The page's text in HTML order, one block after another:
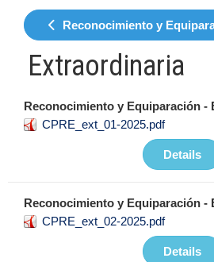
Reconocimiento y
Extraordinaria
Reconocimiento y Equiparación -
CPRE_ext_01-2025.pdf
Details
Reconocimiento y Equiparación -
CPRE_ext_02-2025.pdf
Details